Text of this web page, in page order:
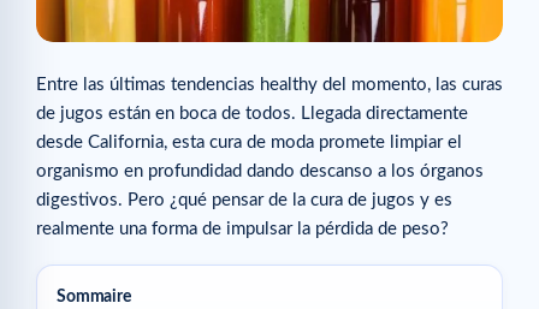
Entre las últimas tendencias healthy del momento, las curas
de jugos están en boca de todos. Llegada directamente
desde California, esta cura de moda promete limpiar el
organismo en profundidad dando descanso a los órganos
digestivos. Pero ¿qué pensar de la cura de jugos y es
realmente una forma de impulsar la pérdida de peso?
Sommaire